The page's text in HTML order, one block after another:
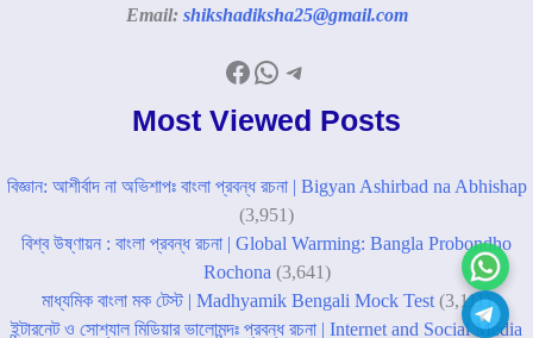
Email: shikshadiksha25@gmail.com
Facebook
WhatsApp
Telegram
Most Viewed Posts
বিজ্ঞান: আশীর্বাদ না অভিশাপঃ বাংলা প্রবন্ধ রচনা | Bigyan Ashirbad na Abhishap
(3,951)
বিশ্ব উষ্ণায়ন : বাংলা প্রবন্ধ রচনা | Global Warming: Bangla Probondho
Rochona (3,641)
মাধ্যমিক বাংলা মক টেস্ট | Madhyamik Bengali Mock Test (3,111)
ইন্টারনেট ও সোশ্যাল মিডিয়ার ভালোমন্দঃ প্রবন্ধ রচনা | Internet and Social Media